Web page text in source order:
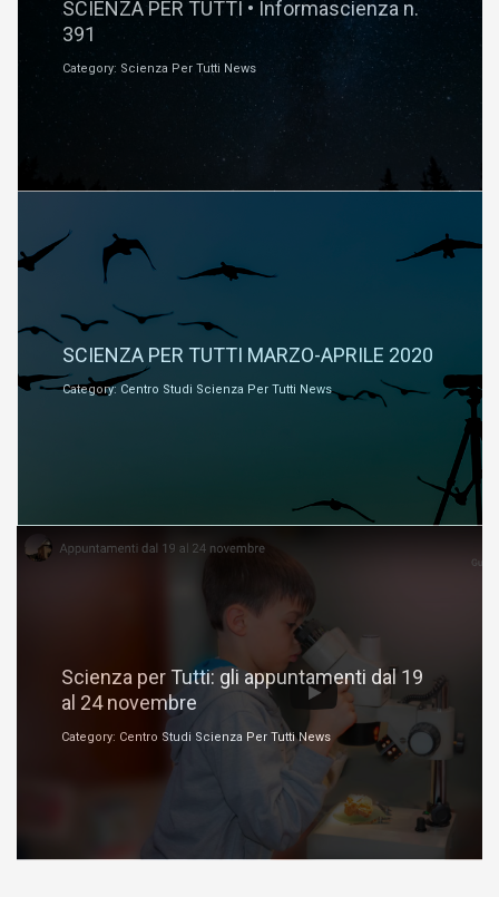
SCIENZA PER TUTTI • Informascienza n.
391
Category: Scienza Per Tutti News
Marzo 2, 2020
SCIENZA PER TUTTI MARZO-APRILE 2020
Category: Centro Studi Scienza Per Tutti News
Scienza per Tutti: gli appuntamenti dal 19
al 24 novembre
Category: Centro Studi Scienza Per Tutti News